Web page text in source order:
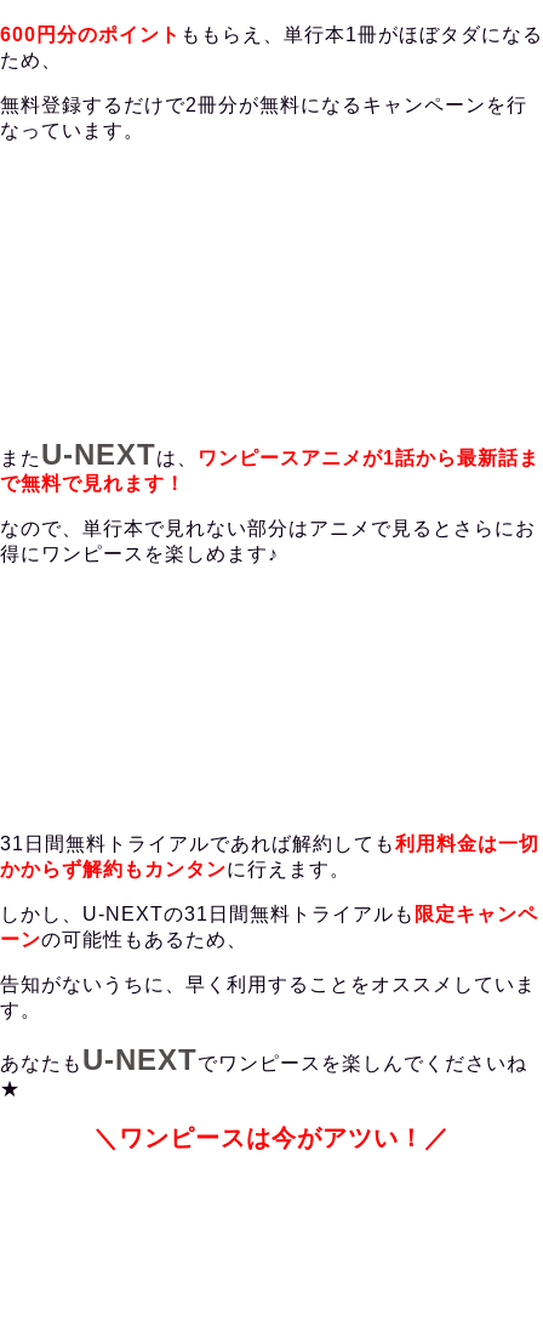
600円分のポイント ももらえ、単行本1冊がほぼタダになる
ため、
無料登録するだけで2冊分が無料になるキャンペーンを行
なっています。
また U-NEXTは、
ワンピースアニメが1話から最新話ま
で無料で見れます！
なので、単行本で見れない部分はアニメで見るとさらにお
得にワンピースを楽しめます♪
31日間無料トライアルであれば解約しても利用料金は一切
かからず解約もカンタンに行えます。
しかし、U-NEXTの31日間無料トライアルも 限定キャンペ
ーンの可能性もあるため、
告知がないうちに、早く利用することをオススメしていま
す。
あなたも U-NEXTでワンピースを楽しんでくださいね
★
＼ワンピースは今がアツい！／